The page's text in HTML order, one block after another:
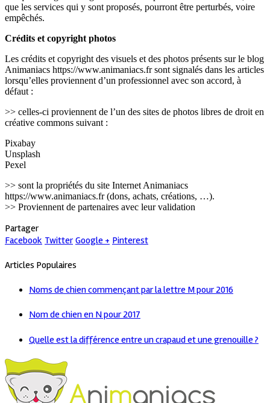
que les services qui y sont proposés, pourront être perturbés, voire
empêchés.
Crédits et copyright photos
Les crédits et copyright des visuels et des photos présents sur le blog
Animaniacs https://www.animaniacs.fr sont signalés dans les articles
lorsqu’elles proviennent d’un professionnel avec son accord, à
défaut :
>> celles-ci proviennent de l’un des sites de photos libres de droit en
créative commons suivant :
Pixabay
Unsplash
Pexel
>> sont la propriétés du site Internet Animaniacs
https://www.animaniacs.fr (dons, achats, créations, …).
>> Proviennent de partenaires avec leur validation
Partager
Facebook Twitter Google + Pinterest
Articles Populaires
Noms de chien commençant par la lettre M pour 2016
Nom de chien en N pour 2017
Quelle est la différence entre un crapaud et une grenouille ?